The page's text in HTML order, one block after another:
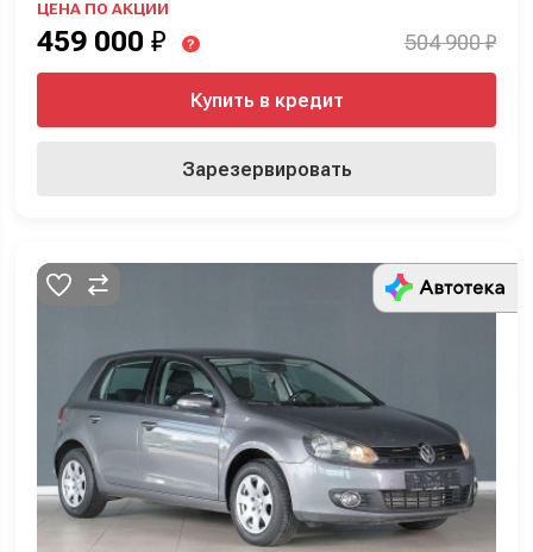
ЦЕНА ПО АКЦИИ
459 000 ₽ ? 504 900 ₽
Купить в кредит
Зарезервировать